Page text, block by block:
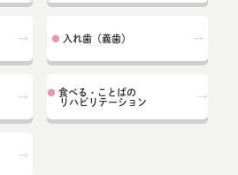
● 入れ歯（義歯）
● 食べる・ことばの
リハビリテーション